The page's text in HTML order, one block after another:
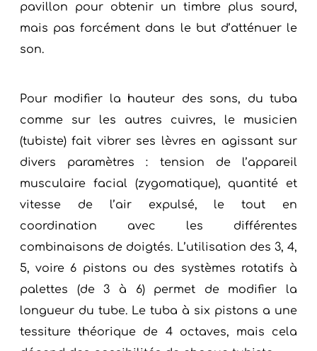
pavillon pour obtenir un timbre plus sourd,
mais pas forcément dans le but d’atténuer le
son.
Pour modifier la hauteur des sons, du tuba
comme sur les autres cuivres, le musicien
(tubiste) fait vibrer ses lèvres en agissant sur
divers paramètres : tension de l’appareil
musculaire facial (zygomatique), quantité et
vitesse de l’air expulsé, le tout en
coordination avec les différentes
combinaisons de doigtés. L’utilisation des 3, 4,
5, voire 6 pistons ou des systèmes rotatifs à
palettes (de 3 à 6) permet de modifier la
longueur du tube. Le tuba à six pistons a une
tessiture théorique de 4 octaves, mais cela